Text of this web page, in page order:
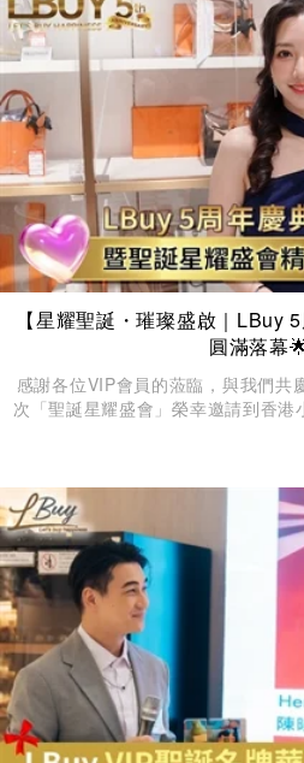
【星耀聖誕・璀璨盛啟｜LBuy
圓滿落幕🌟
感謝各位VIP會員的蒞臨，與我們共
次「聖誕星耀盛會」榮幸邀請到香